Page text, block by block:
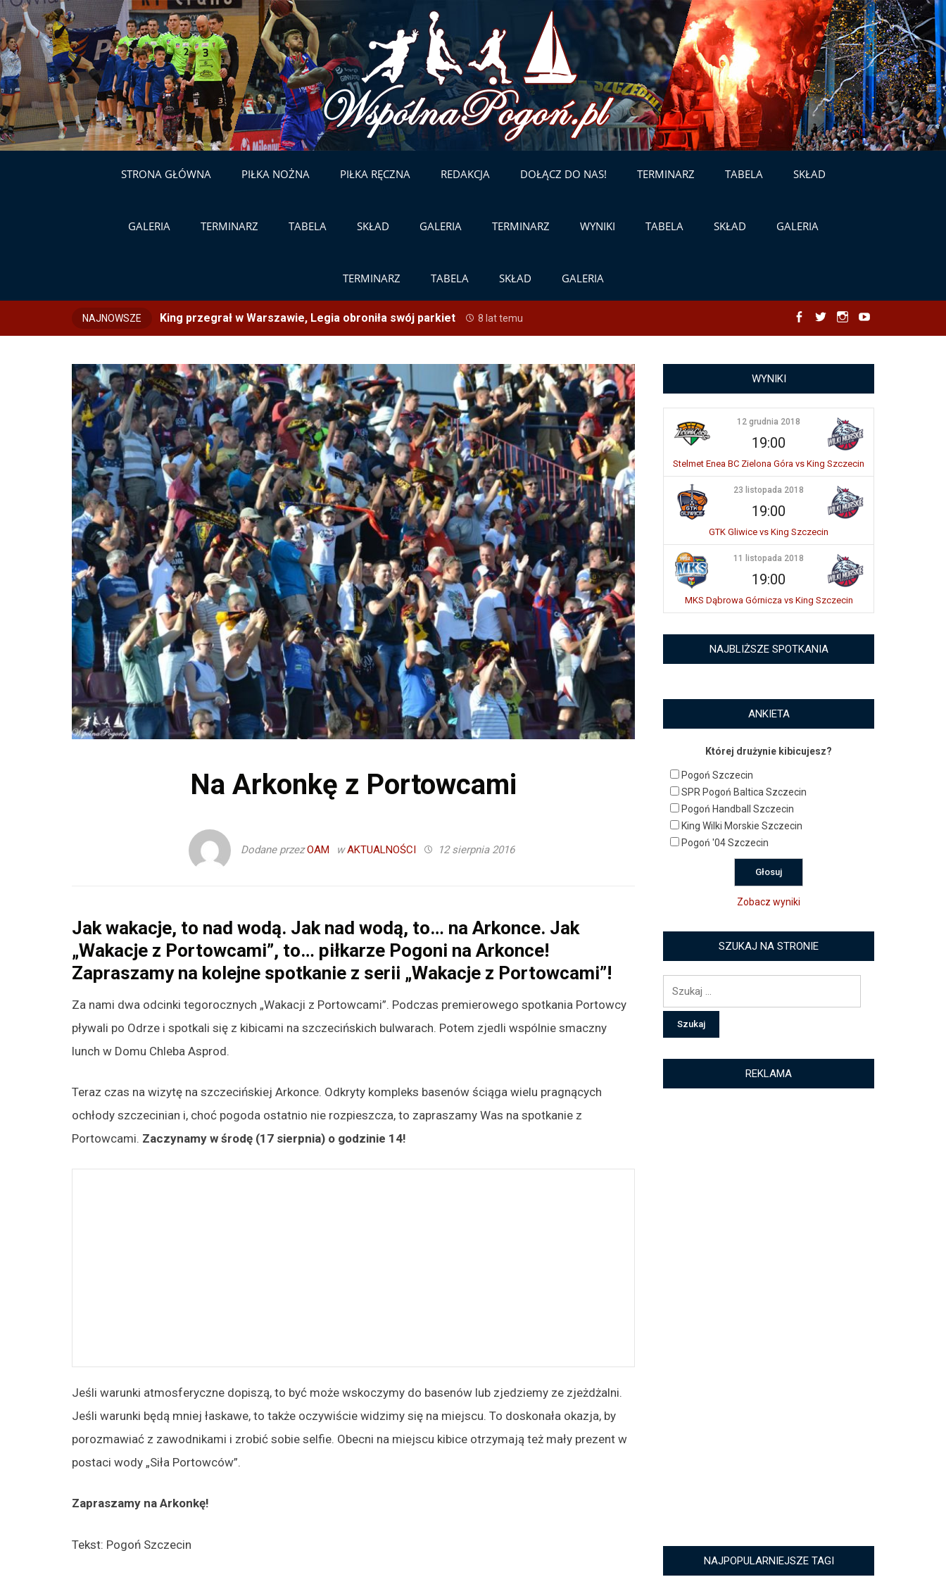
content
STRONA GŁÓWNA PIŁKA NOŻNA PIŁKA RĘCZNA REDAKCJA DOŁĄCZ DO NAS! TERMINARZ TABELA SKŁAD
GALERIA TERMINARZ TABELA SKŁAD GALERIA TERMINARZ WYNIKI TABELA SKŁAD GALERIA
TERMINARZ TABELA SKŁAD GALERIA
NAJNOWSZE King przegrał w Warszawie, Legia obroniła swój parkiet 8 lat temu
Na Arkonkę z Portowcami
Dodane przezOAM wAKTUALNOŚCI 12 sierpnia 2016
Jak wakacje, to nad wodą. Jak nad wodą, to… na Arkonce. Jak
„Wakacje z Portowcami”, to… piłkarze Pogoni na Arkonce!
Zapraszamy na kolejne spotkanie z serii „Wakacje z Portowcami”!
Za nami dwa odcinki tegorocznych „Wakacji z Portowcami”. Podczas premierowego spotkania Portowcy
pływali po Odrze i spotkali się z kibicami na szczecińskich bulwarach. Potem zjedli wspólnie smaczny
lunch w Domu Chleba Asprod.
Teraz czas na wizytę na szczecińskiej Arkonce. Odkryty kompleks basenów ściąga wielu pragnących
ochłody szczecinian i, choć pogoda ostatnio nie rozpieszcza, to zapraszamy Was na spotkanie z
Portowcami. Zaczynamy w środę (17 sierpnia) o godzinie 14!
Jeśli warunki atmosferyczne dopiszą, to być może wskoczymy do basenów lub zjedziemy ze zjeżdżalni.
Jeśli warunki będą mniej łaskawe, to także oczywiście widzimy się na miejscu. To doskonała okazja, by
porozmawiać z zawodnikami i zrobić sobie selfie. Obecni na miejscu kibice otrzymają też mały prezent w
postaci wody „Siła Portowców”.
Zapraszamy na Arkonkę!
Tekst: Pogoń Szczecin
WYNIKI
12 grudnia 2018
19:00
Stelmet Enea BC Zielona Góra vs King Szczecin
23 listopada 2018
19:00
GTK Gliwice vs King Szczecin
11 listopada 2018
19:00
MKS Dąbrowa Górnicza vs King Szczecin
NAJBLIŻSZE SPOTKANIA
ANKIETA
Której drużynie kibicujesz?
Pogoń Szczecin
SPR Pogoń Baltica Szczecin
Pogoń Handball Szczecin
King Wilki Morskie Szczecin
Pogoń '04 Szczecin
Zobacz wyniki
SZUKAJ NA STRONIE
REKLAMA
NAJPOPULARNIEJSZE TAGI